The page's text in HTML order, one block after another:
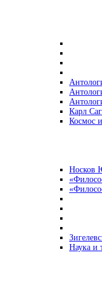
Карл
Космос
Носков
Наука и